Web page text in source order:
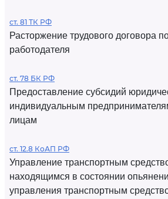
ст. 81 ТК РФ
Расторжение трудового договора
работодателя
ст. 78 БК РФ
Предоставление субсидий
индивидуальным
лицам
ст. 12.8 КоАП РФ
Управление транспортным
находящимся в состоянии
управления транспортным